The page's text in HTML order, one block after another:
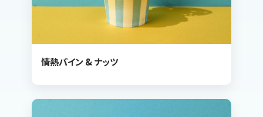
情熱パイン & ナッツ